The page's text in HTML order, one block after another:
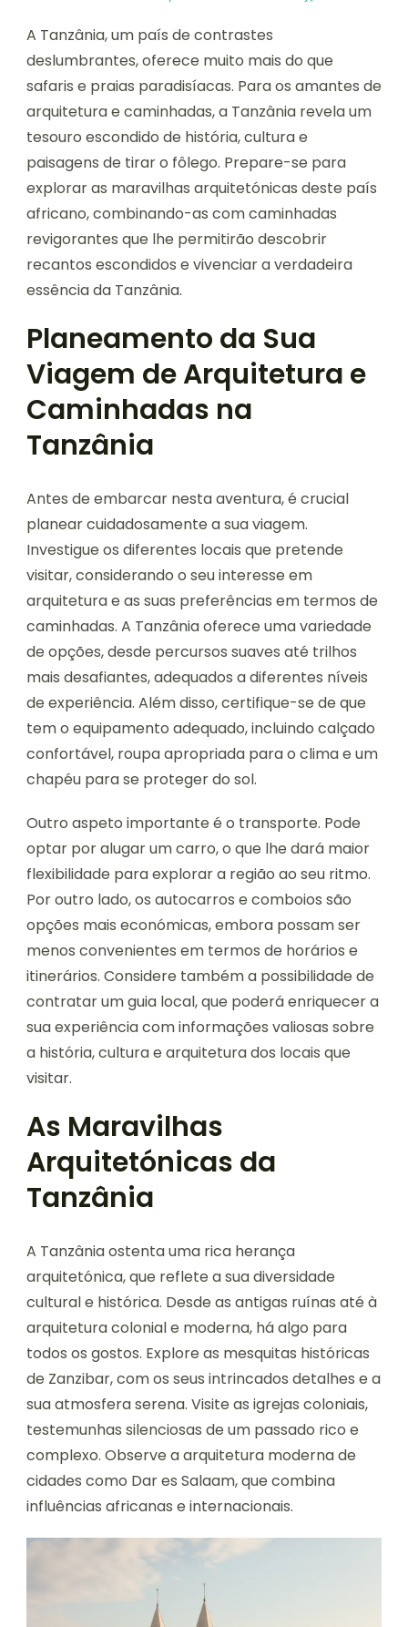
A Tanzânia, um país de contrastes
deslumbrantes, oferece muito mais do que
safaris e praias paradisíacas. Para os amantes de
arquitetura e caminhadas, a Tanzânia revela um
tesouro escondido de história, cultura e
paisagens de tirar o fôlego. Prepare-se para
explorar as maravilhas arquitetónicas deste país
africano, combinando-as com caminhadas
revigorantes que lhe permitirão descobrir
recantos escondidos e vivenciar a verdadeira
essência da Tanzânia.
Planeamento da Sua
Viagem de Arquitetura e
Caminhadas na
Tanzânia
Antes de embarcar nesta aventura, é crucial
planear cuidadosamente a sua viagem.
Investigue os diferentes locais que pretende
visitar, considerando o seu interesse em
arquitetura e as suas preferências em termos de
caminhadas. A Tanzânia oferece uma variedade
de opções, desde percursos suaves até trilhos
mais desafiantes, adequados a diferentes níveis
de experiência. Além disso, certifique-se de que
tem o equipamento adequado, incluindo calçado
confortável, roupa apropriada para o clima e um
chapéu para se proteger do sol.
Outro aspeto importante é o transporte. Pode
optar por alugar um carro, o que lhe dará maior
flexibilidade para explorar a região ao seu ritmo.
Por outro lado, os autocarros e comboios são
opções mais económicas, embora possam ser
menos convenientes em termos de horários e
itinerários. Considere também a possibilidade de
contratar um guia local, que poderá enriquecer a
sua experiência com informações valiosas sobre
a história, cultura e arquitetura dos locais que
visitar.
As Maravilhas
Arquitetónicas da
Tanzânia
A Tanzânia ostenta uma rica herança
arquitetónica, que reflete a sua diversidade
cultural e histórica. Desde as antigas ruínas até à
arquitetura colonial e moderna, há algo para
todos os gostos. Explore as mesquitas históricas
de Zanzibar, com os seus intrincados detalhes e a
sua atmosfera serena. Visite as igrejas coloniais,
testemunhas silenciosas de um passado rico e
complexo. Observe a arquitetura moderna de
cidades como Dar es Salaam, que combina
influências africanas e internacionais.